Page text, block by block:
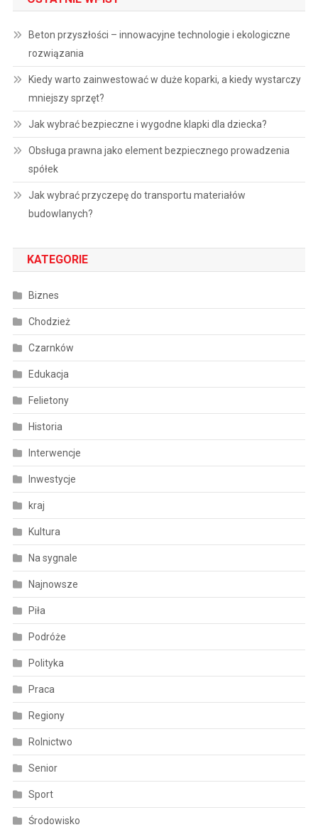
Beton przyszłości – innowacyjne technologie i ekologiczne
rozwiązania
Kiedy warto zainwestować w duże koparki, a kiedy wystarczy
mniejszy sprzęt?
Jak wybrać bezpieczne i wygodne klapki dla dziecka?
Obsługa prawna jako element bezpiecznego prowadzenia
spółek
Jak wybrać przyczepę do transportu materiałów
budowlanych?
KATEGORIE
Biznes
Chodzież
Czarnków
Edukacja
Felietony
Historia
Interwencje
Inwestycje
kraj
Kultura
Na sygnale
Najnowsze
Piła
Podróże
Polityka
Praca
Regiony
Rolnictwo
Senior
Sport
Środowisko